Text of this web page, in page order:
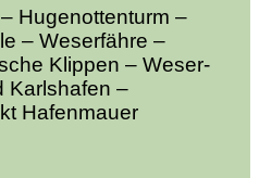
Hugenottenturm –
– Weserfähre –
Klippen – Weser-
Karlshafen –
Hafenmauer